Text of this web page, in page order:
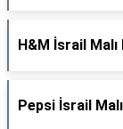
H&M İsrail
Pepsi İsrail